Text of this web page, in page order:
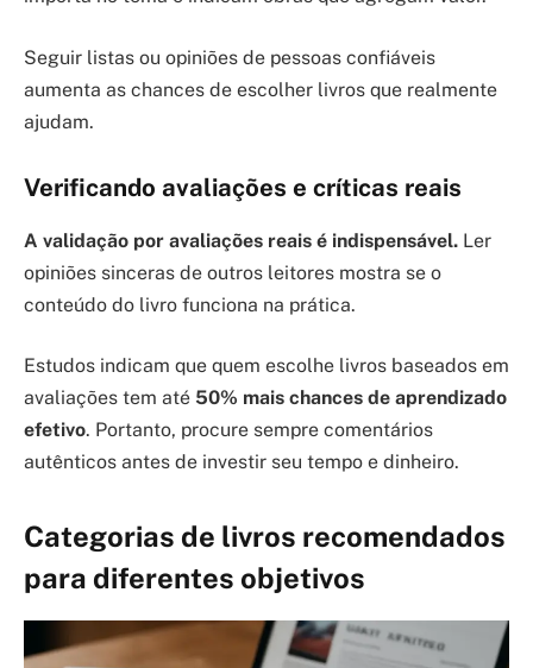
Seguir listas ou opiniões de pessoas confiáveis
aumenta as chances de escolher livros que realmente
ajudam.
Verificando avaliações e críticas reais
A validação por avaliações reais é indispensável. Ler
opiniões sinceras de outros leitores mostra se o
conteúdo do livro funciona na prática.
Estudos indicam que quem escolhe livros baseados em
avaliações tem até 50% mais chances de aprendizado
efetivo. Portanto, procure sempre comentários
autênticos antes de investir seu tempo e dinheiro.
Categorias de livros recomendados
para diferentes objetivos